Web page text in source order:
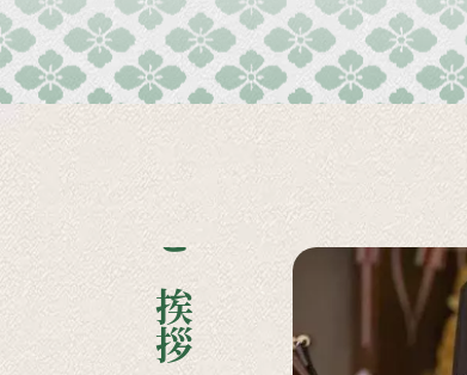
ご挨拶